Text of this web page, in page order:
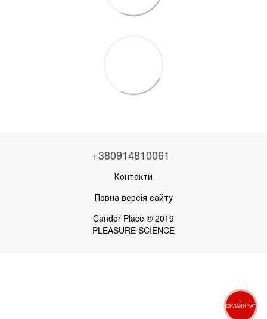
+380914810061
Контакти
Повна версія сайту
Candor Place © 2019
PLEASURE SCIENCE
ОНЛАЙН ЧАТ